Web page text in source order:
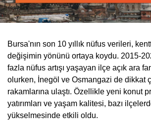
Bursa'nın son 10 yıllık nüfus verileri,
değişimin yönünü ortaya koydu. 2015-
fazla nüfus artışı yaşayan ilçe açık ara
olurken, İnegöl ve Osmangazi de dikkat
rakamlarına ulaştı. Özellikle yeni konut
yatırımları ve yaşam kalitesi, bazı
yükselmesinde etkili oldu.